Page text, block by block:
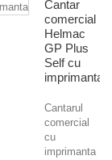
Cantar
comercial
Helmac
GP Plus
Self cu
imprimanta
Cantarul
comercial
cu
imprimanta